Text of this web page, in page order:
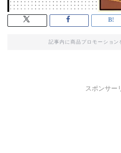
記事内に商品プロモーション
スポンサー